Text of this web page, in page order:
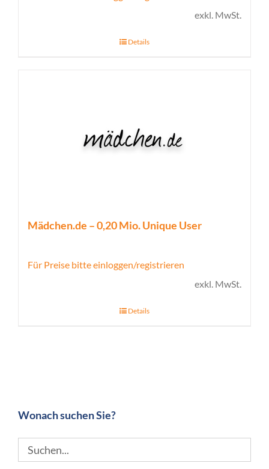
exkl. MwSt.
Details
Mädchen.de – 0,20 Mio. Unique User
Für Preise bitte einloggen/registrieren
exkl. MwSt.
Details
Wonach suchen Sie?